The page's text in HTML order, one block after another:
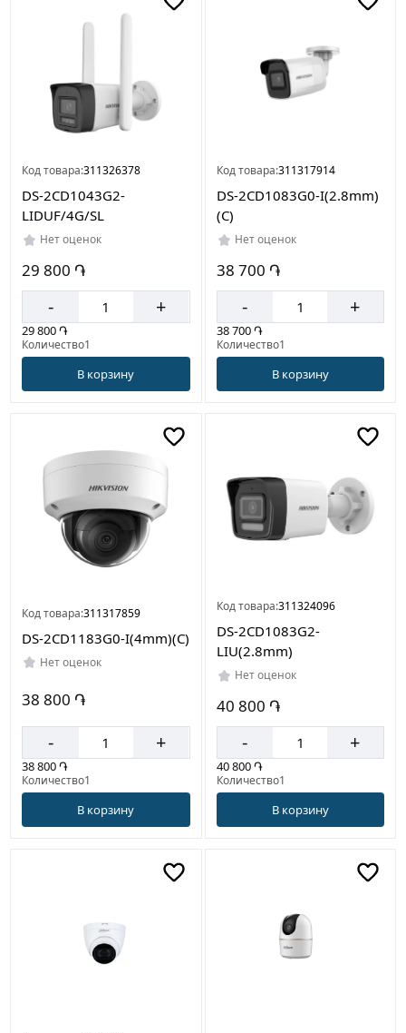
Код товара:311326378
DS-2CD1043G2-
LIDUF/4G/SL
Нет оценок
29 800 ֏
- +
29 800 ֏
Количество1
В корзину
Код товара:311317914
DS-2CD1083G0-I(2.8mm)
(C)
Нет оценок
38 700 ֏
- +
38 700 ֏
Количество1
В корзину
Код товара:311317859
DS-2CD1183G0-I(4mm)(C)
Нет оценок
38 800 ֏
- +
38 800 ֏
Количество1
В корзину
Код товара:311324096
DS-2CD1083G2-
LIU(2.8mm)
Нет оценок
40 800 ֏
- +
40 800 ֏
Количество1
В корзину